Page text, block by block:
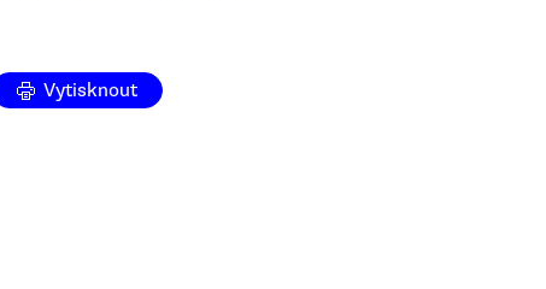
Vytisknout